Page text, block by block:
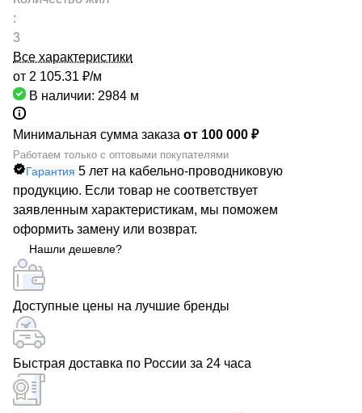
:
3
Все характеристики
от 2 105.31 ₽/м
В наличии: 2984 м
Минимальная сумма заказа от 100 000 ₽
Работаем только с оптовыми покупателями
Гарантия 5 лет на кабельно-проводниковую
продукцию. Если товар не соответствует
заявленным характеристикам, мы поможем
оформить замену или возврат.
Нашли дешевле?
Доступные цены на лучшие бренды
Быстрая доставка по России за 24 часа